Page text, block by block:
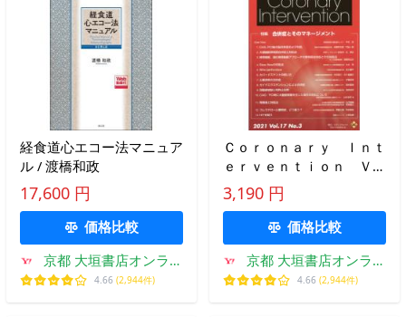
経食道心エコー法マニュア
ル / 渡橋和政
17,600 円
価格比較
京都 大垣書店オンライ
ン
4.66 (2,944件)
Ｃｏｒｏｎａｒｙ Ｉｎｔ
ｅｒｖｅｎｔｉｏｎ Ｖｏ
ｌ．１７Ｎｏ．３（２０２
１）
3,190 円
価格比較
京都 大垣書店オンライ
ン
4.66 (2,944件)